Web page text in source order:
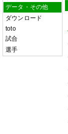
データ・その他
ダウンロード
toto
試合
選手